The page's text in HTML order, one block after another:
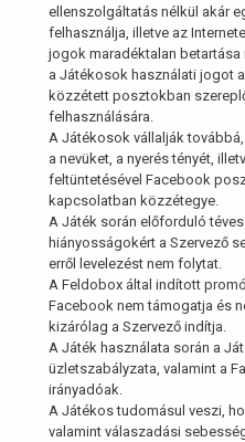
ellenszolgáltatás nélkül akár
felhasználja, illetve az
jogok maradéktalan betartása
a Játékosok használati jogot
közzétett posztokban
felhasználására.
A Játékosok vállalják
a nevüket, a nyerés tényét,
feltüntetésével Facebook
kapcsolatban közzétegye.
A Játék során előforduló
hiányosságokért a Szervező
erről levelezést nem folytat.
A Feldobox által indított
Facebook nem támogatja és
kizárólag a Szervező indítja.
A Játék használata során a
üzletszabályzata, valamint a
irányadóak.
A Játékos tudomásul veszi,
valamint válaszadási